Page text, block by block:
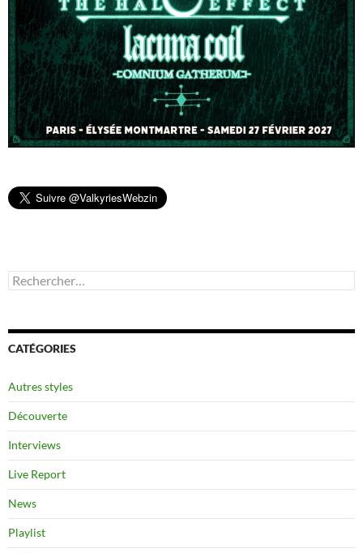
Rechercher :
CATÉGORIES
Autres styles
Découverte
Interviews
Live Report
News
Playlist